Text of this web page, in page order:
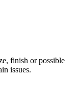
finish or possible
issues.